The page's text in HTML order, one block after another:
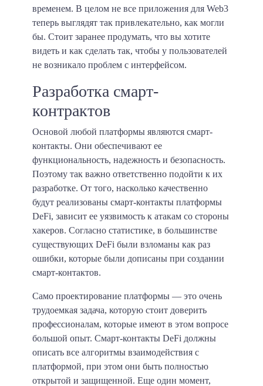
временем. В целом не все приложения для Web3
теперь выглядят так привлекательно, как могли
бы. Стоит заранее продумать, что вы хотите
видеть и как сделать так, чтобы у пользователей
не возникало проблем с интерфейсом.
Разработка смарт-
контрактов
Основой любой платформы являются смарт-
контакты. Они обеспечивают ее
функциональность, надежность и безопасность.
Поэтому так важно ответственно подойти к их
разработке. От того, насколько качественно
будут реализованы смарт-контакты платформы
DeFi, зависит ее уязвимость к атакам со стороны
хакеров. Согласно статистике, в большинстве
существующих DeFi были взломаны как раз
ошибки, которые были дописаны при создании
смарт-контактов.
Само проектирование платформы — это очень
трудоемкая задача, которую стоит доверить
профессионалам, которые имеют в этом вопросе
большой опыт. Смарт-контакты DeFi должны
описать все алгоритмы взаимодействия с
платформой, при этом они быть полностью
открытой и защищенной. Еще один момент,